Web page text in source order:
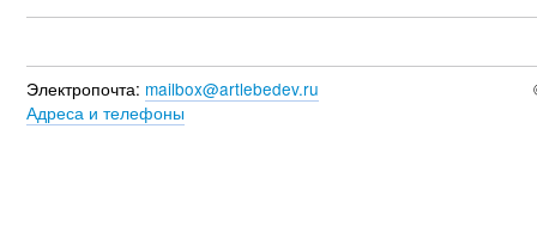
Электропочта: mailbox@artlebedev.ru
Адреса и телефоны